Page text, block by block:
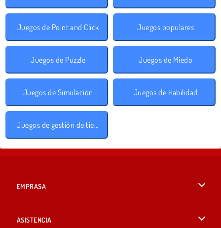
Juegos de Point and Click Juegos populares
Juegos de Puzzle Juegos de Miedo
Juegos de Simulación Juegos de Habilidad
Juegos de gestión de tiempo
EMPRASA
ASISTENCIA